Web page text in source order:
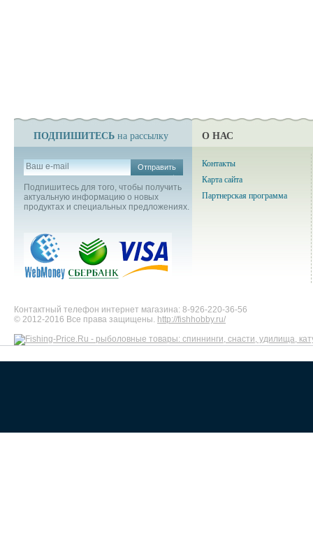
ПОДПИШИТЕСЬ на рассылку
Отправить
Подпишитесь для того, чтобы получить
актуальную информацию о новых
продуктах и специальных предложениях.
О НАС
Контакты
Карта сайта
Партнерская программа
Контактный телефон интернет магазина: 8-926-220-36-56
© 2012-2016 Все права защищены. http://fishhobby.ru/